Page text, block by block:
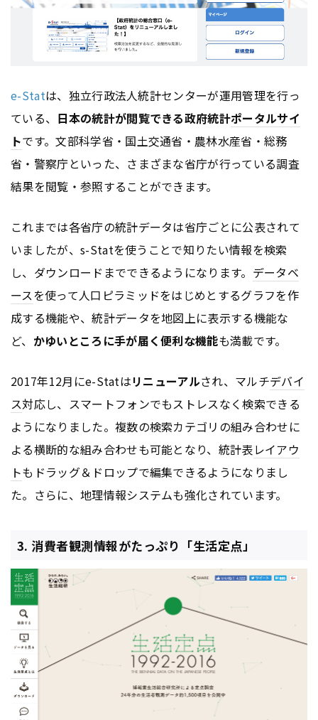
e-Statは、独立行政法人統計センターが運用管理を行っ
ている、 日本の統計が閲覧できる政府統計ポータルサイ
トです。文部科学省・国土交通省・農林水産省・総務
省・警察庁といった、さまざまな省庁が行っている調査
結果を閲覧・参照することができます。
これまでは各省庁の統計データは省庁ごとに公表されて
いましたが、s-Statを使うことで知りたい情報を検索
し、ダウンロードまでできるようになります。 データベ
ースを使って人口ピラミッドをはじめとするグラフを作
成する機能や、統計データを地図上に表示する機能な
ど、 かゆいところに手が届く便利な機能も満載です。
2017年12月にe-Statはリニューアルされ、マルチデバイ
ス対応し、スマートフォンでもストレスなく検索できる
ようになりました。複数の検索カテゴリの組み合わせに
よる横断的な組み合わせも可能となり、統計表レイアウ
トもドラッグ＆ドロップで編集できるようになりまし
た。さらに、地理情報システムも強化されています。
3. 消費者観測情報がたっぷり「生活定点」